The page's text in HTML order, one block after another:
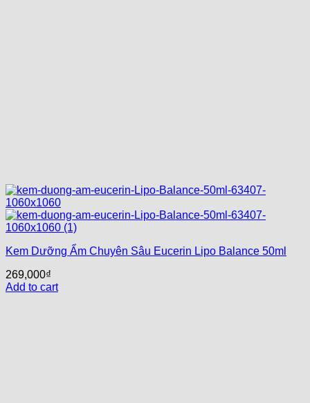
Kem Dưỡng Ẩm Chuyên Sâu Eucerin Lipo Balance 50ml
269,000₫
Add to cart